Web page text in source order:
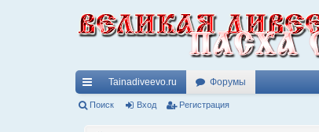
с
Tainadiveevo.ru Форумы
Поиск Вход Регистрация